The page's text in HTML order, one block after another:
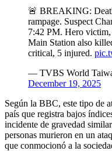
🚨 BREAKING:
rampage. Suspect
7:42 PM. Hero
Main Station also
critical, 5 injured.
— TVBS World
December 19, 2025
Según la BBC, este tipo de
país que registra bajos
incidente de gravedad
personas murieron en un
que conmocionó a la